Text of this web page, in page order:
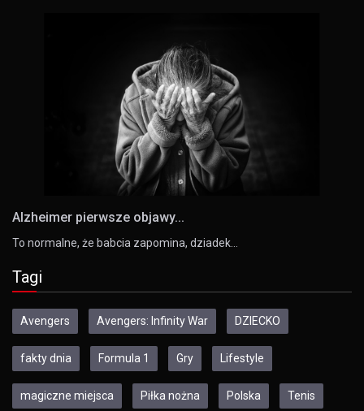
Alzheimer pierwsze objawy...
To normalne, że babcia zapomina, dziadek…
Tagi
Avengers Avengers: Infinity War DZIECKO
fakty dnia Formula 1 Gry Lifestyle
magiczne miejsca Piłka nożna Polska Tenis